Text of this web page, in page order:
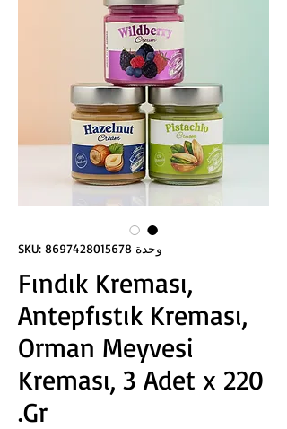
وحدة SKU: 8697428015678
Fındık Kreması,
Antepfıstık Kreması,
Orman Meyvesi
Kreması, 3 Adet x 220
Gr.